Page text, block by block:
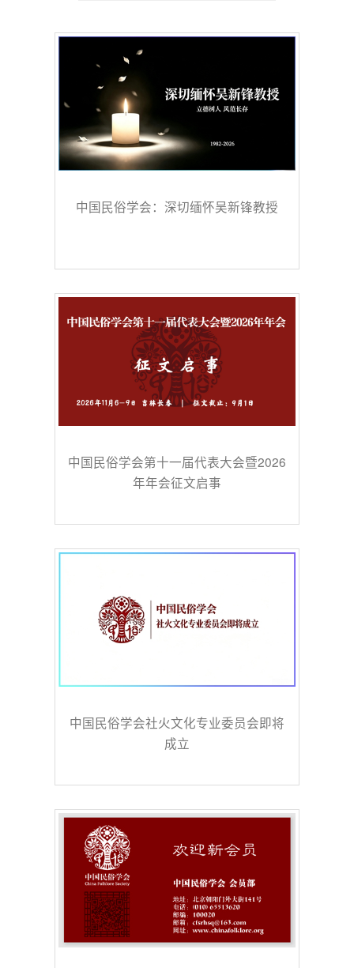
中国民俗学会：深切缅怀吴新锋教授
中国民俗学会第十一届代表大会暨2026
年年会征文启事
中国民俗学会社火文化专业委员会即将
成立